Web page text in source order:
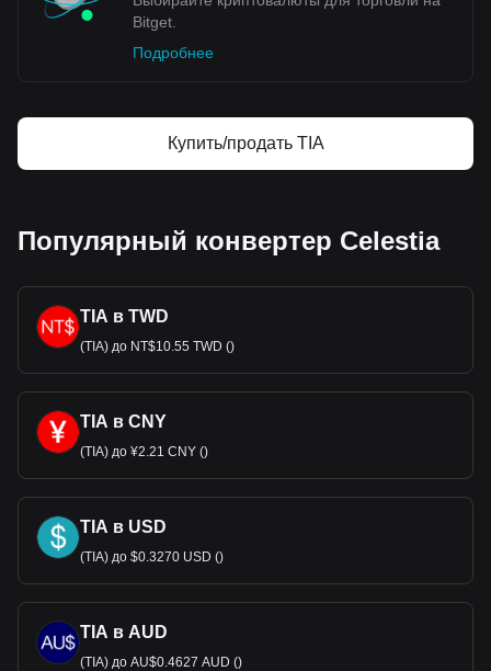
Bitget.
Подробнее
Купить/продать TIA
Популярный конвертер Celestia
TIA в TWD
(TIA) до NT$10.55 TWD ()
TIA в CNY
(TIA) до ¥2.21 CNY ()
TIA в USD
(TIA) до $0.3270 USD ()
TIA в AUD
(TIA) до AU$0.4627 AUD ()